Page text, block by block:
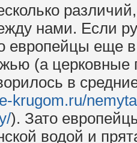
нами. Если
европейцы еще в
(а
в
krugom.ru/
). Зато
водой и